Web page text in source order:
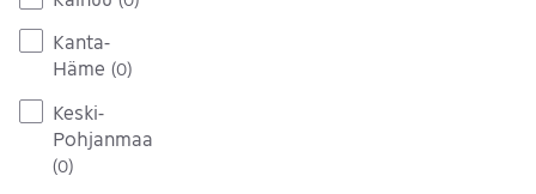
Kanta-
Häme (0)
Keski-
Pohjanmaa
(0)